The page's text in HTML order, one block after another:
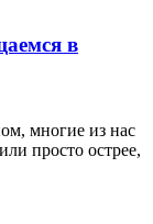
в
многие из нас
просто острее,